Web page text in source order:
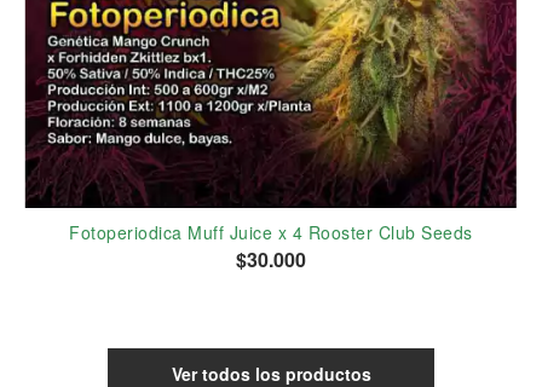
Fotoperiodica Muff Juice x 4 Rooster Club Seeds
$30.000
Ver todos los productos